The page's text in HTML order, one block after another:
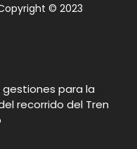
© 2023
gestiones para la
recorrido del Tren